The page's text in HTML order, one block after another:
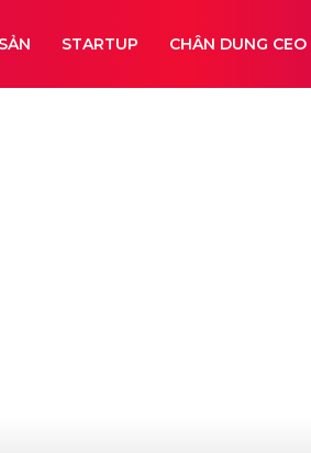
STARTUP CHÂN DUNG CEO